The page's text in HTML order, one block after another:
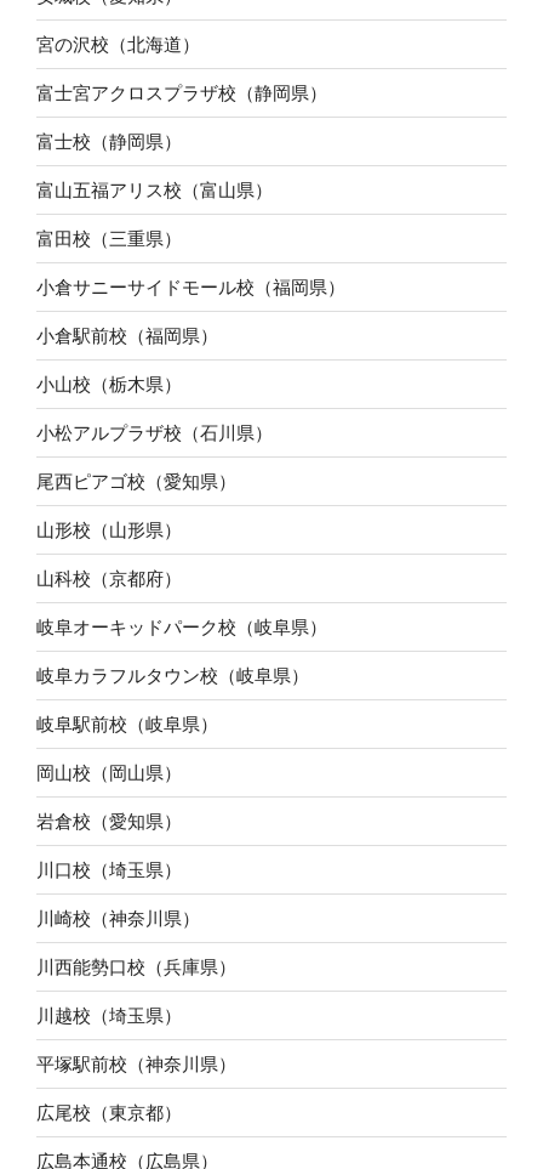
宮の沢校（北海道）
富士宮アクロスプラザ校（静岡県）
富士校（静岡県）
富山五福アリス校（富山県）
富田校（三重県）
小倉サニーサイドモール校（福岡県）
小倉駅前校（福岡県）
小山校（栃木県）
小松アルプラザ校（石川県）
尾西ピアゴ校（愛知県）
山形校（山形県）
山科校（京都府）
岐阜オーキッドパーク校（岐阜県）
岐阜カラフルタウン校（岐阜県）
岐阜駅前校（岐阜県）
岡山校（岡山県）
岩倉校（愛知県）
川口校（埼玉県）
川崎校（神奈川県）
川西能勢口校（兵庫県）
川越校（埼玉県）
平塚駅前校（神奈川県）
広尾校（東京都）
広島本通校（広島県）